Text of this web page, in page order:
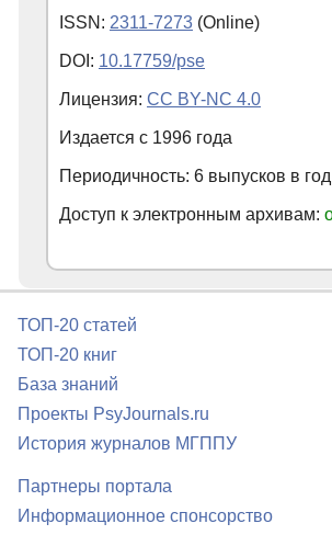
ISSN: 2311-7273 (Online)
DOI: 10.17759/pse
Лицензия: CC BY-NC 4.0
Издается с 1996 года
Периодичность: 6 выпусков в год
Доступ к электронным архивам:
ТОП-20 статей
ТОП-20 книг
База знаний
Проекты PsyJournals.ru
История журналов МГППУ
Партнеры портала
Информационное спонсорство